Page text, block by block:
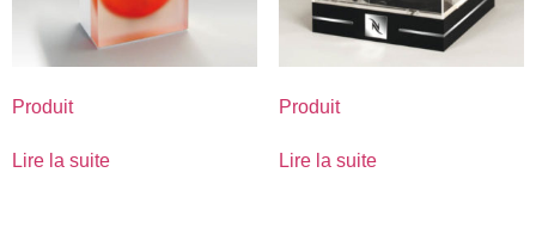
Produit
Lire la suite
Produit
Lire la suite